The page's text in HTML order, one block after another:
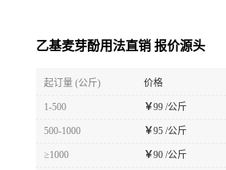
乙基麦芽酚用法直销 报价源头
起订量 (公斤) 价格
1-500 ￥99 /公斤
500-1000 ￥95 /公斤
≥1000 ￥90 /公斤